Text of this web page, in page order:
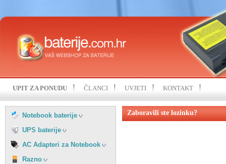
UPIT ZA PONUDU ČLANCI UVJETI KONTAKT
Notebook baterije
LENOVO
MITAC
MSI
SAMSUNG
SONY
TOSHIBA
UNIWILL
UPS baterije
FIRST POWER
OSTALI PROIZVOĐAČI
VISION
AC Adapteri za Notebook
DELL
FUJITSU
HP
IBM
NEC
SAMSUNG
SONY
TOSHIBA
Razno
Zaboravili ste lozinku?